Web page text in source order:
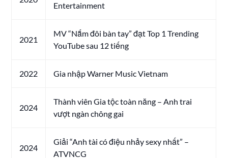
Entertainment
2021
MV “Nắm đôi bàn tay” đạt Top 1 Trending
YouTube sau 12 tiếng
2022 Gia nhập Warner Music Vietnam
2024
Thành viên Gia tộc toàn năng – Anh trai
vượt ngàn chông gai
2024
Giải “Anh tài có điệu nhảy sexy nhất” –
ATVNCG